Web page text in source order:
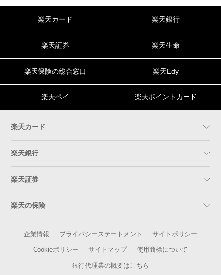
楽天カード 楽天銀行
楽天証券 楽天生命
楽天保険の総合窓口 楽天Edy
楽天ペイ 楽天ポイントカード
楽天カード
楽天銀行
楽天証券
楽天の保険
企業情報 プライバシーステートメント サイトポリシー
Cookieポリシー サイトマップ 使用商標について
銀行代理業の概要はこちら